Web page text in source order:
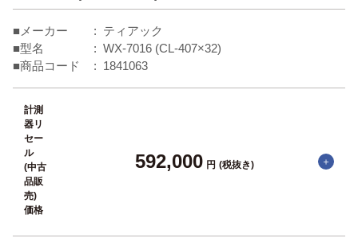
■メーカー
ティアック
■型名
WX-7016 (CL-407×32)
■商品コード
1841063
計測
器リ
セー
ル
(中古
品販
売)
価格
592,000 円 (税抜き)